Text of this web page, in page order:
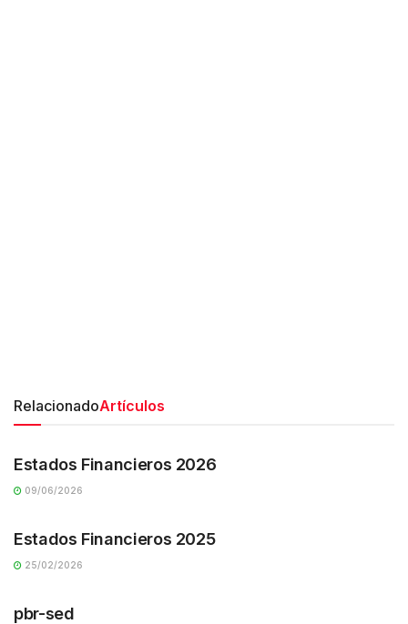
RelacionadoArtículos
TRANSPARENCIA
Estados Financieros 2026
09/06/2026
Estados Financieros 2025
25/02/2026
pbr-sed